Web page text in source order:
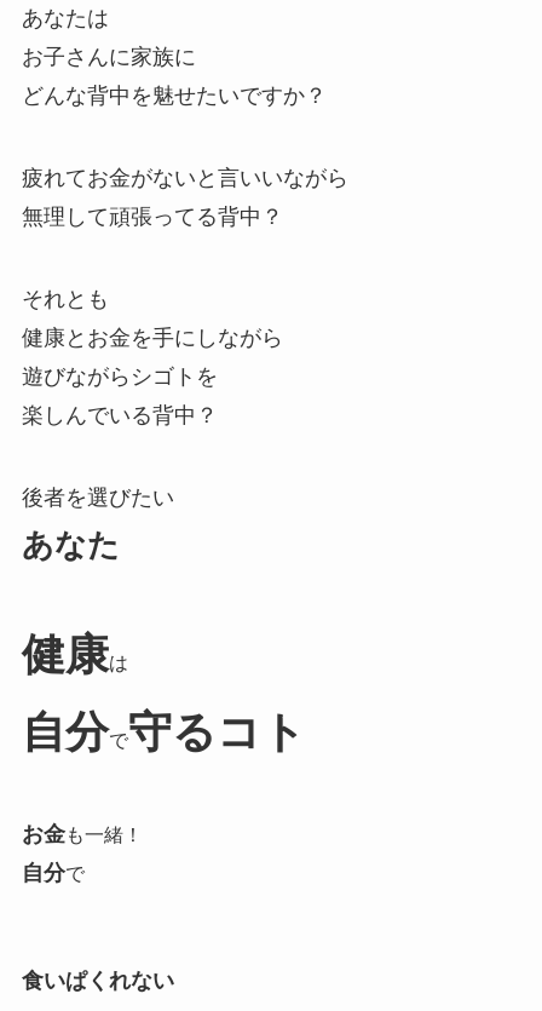
あなたは
お子さんに家族に
どんな背中を魅せたいですか？
疲れてお金がないと言いいながら
無理して頑張ってる背中？
それとも
健康とお金を手にしながら
遊びながらシゴトを
楽しんでいる背中？
後者を選びたい
あなた
健康は
自分で守るコト
お金も一緒！
自分で
食いぱくれない